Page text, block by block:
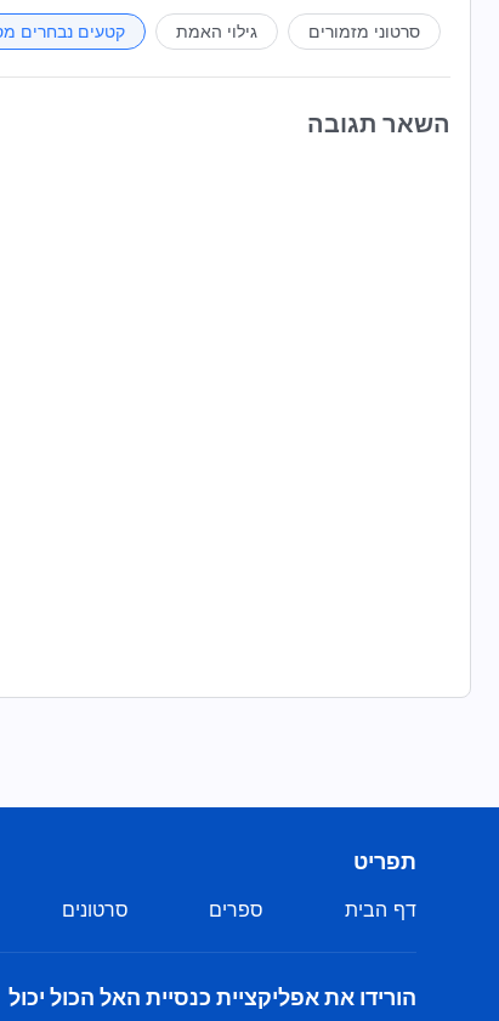
סרטוני מזמורים גילוי האמת קטעים נבחרים
השאר תגובה
תפריט
דף הבית ספרים סרטונים
הורידו את אפליקציית כנסיית האל הכול יכול